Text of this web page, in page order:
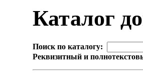
Каталог
Поиск по каталогу:
Реквизитный и